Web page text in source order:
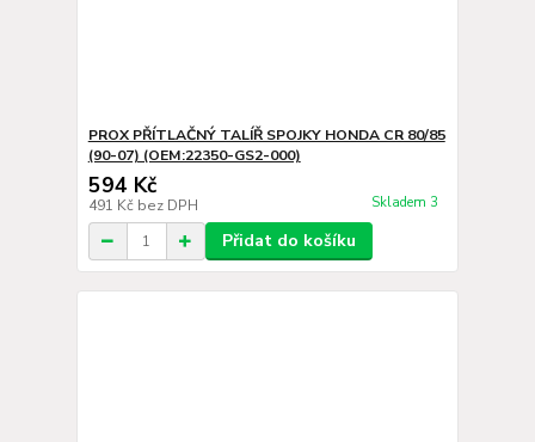
PROX PŘÍTLAČNÝ TALÍŘ SPOJKY HONDA CR 80/85
(90-07) (OEM:22350-GS2-000)
594 Kč
491 Kč bez DPH Skladem 3
Přidat do košíku